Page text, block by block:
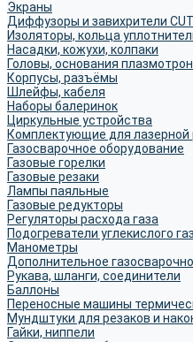
Экраны
Диффузоры и завихрители CUT
Изоляторы, кольца
Насадки, кожухи, колпаки
Головы, основания
Корпусы, разъёмы
Шлейфы, кабеля
Наборы балеринок
Циркульные устройства
Комплектующие для лазерной
Газосварочное оборудование
Газовые горелки
Газовые резаки
Лампы паяльные
Газовые редукторы
Регуляторы расхода газа
Подогреватели углекислого
Манометры
Дополнительное
Рукава, шланги, соединители
Баллоны
Переносные машины
Мундштуки для резаков и
Гайки, ниппели